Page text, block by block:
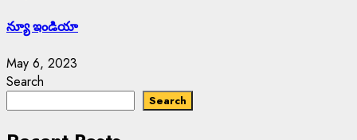
న్యూ ఇండియా
May 6, 2023
Search
Search